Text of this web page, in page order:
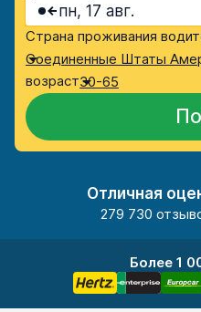
пн, 17 авг.
Страна проживания
Соединенные Штаты
возраст30-65
Отличная
279 730
Более 1